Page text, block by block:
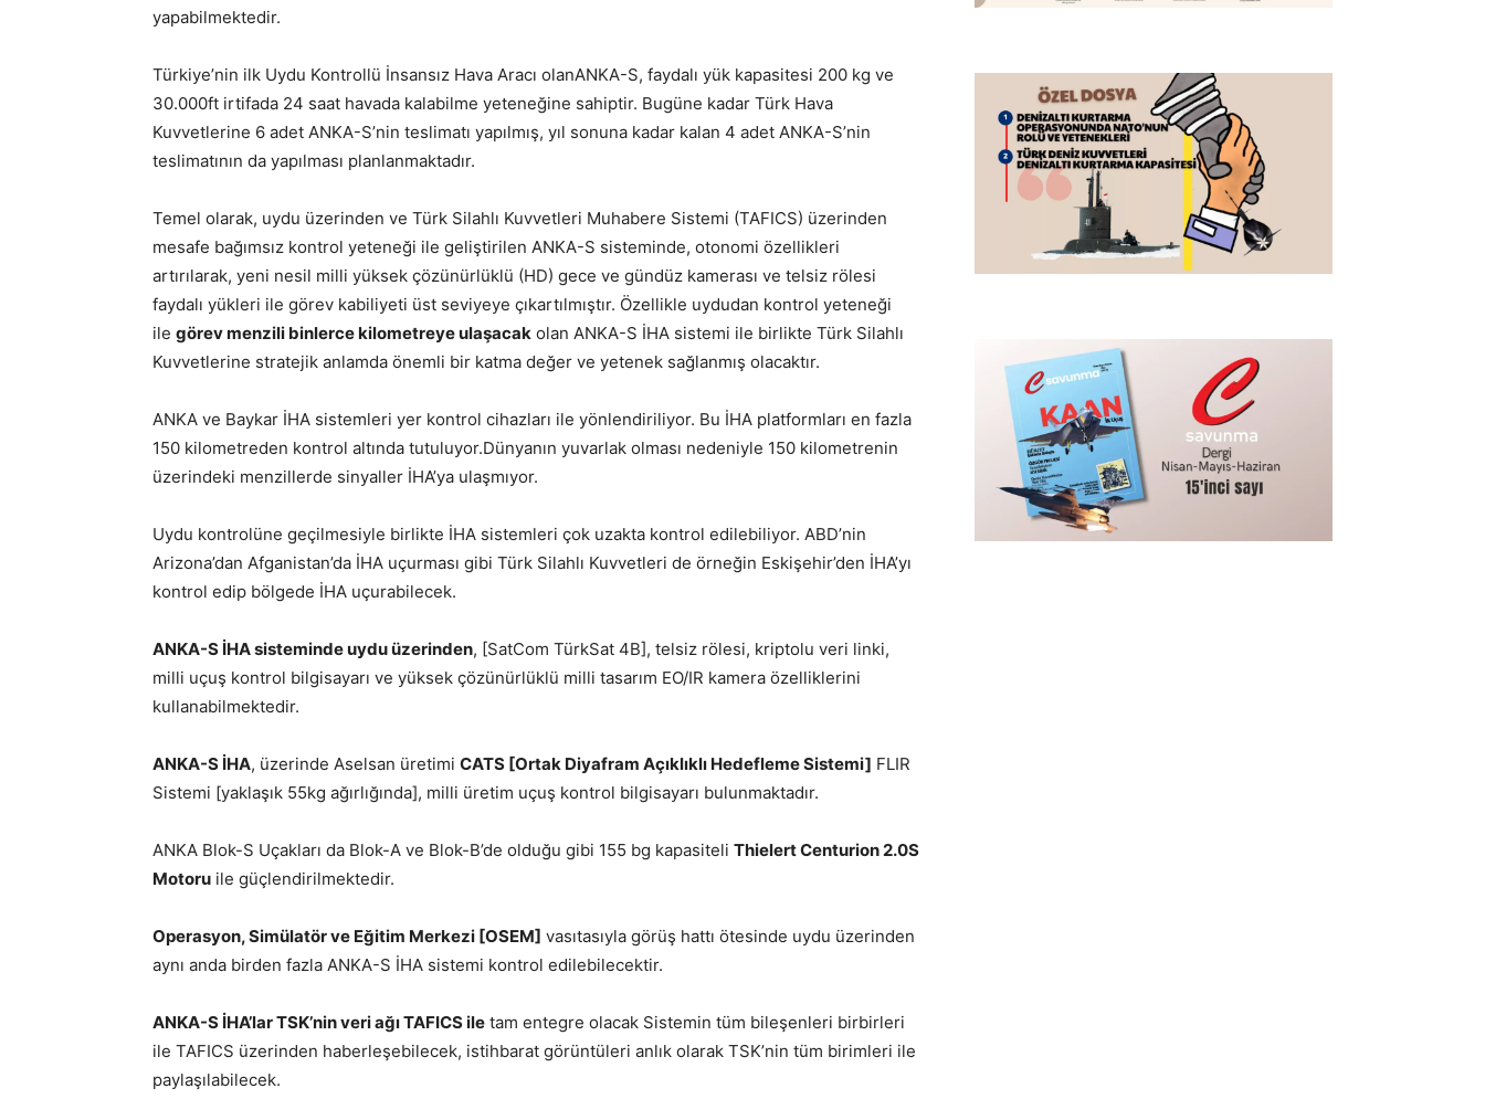
yapabilmektedir.
Türkiye’nin ilk Uydu Kontrollü İnsansız Hava Aracı olanANKA-S, faydalı yük kapasitesi 200 kg ve
30.000ft irtifada 24 saat havada kalabilme yeteneğine sahiptir. Bugüne kadar Türk Hava
Kuvvetlerine 6 adet ANKA-S’nin teslimatı yapılmış, yıl sonuna kadar kalan 4 adet ANKA-S’nin
teslimatının da yapılması planlanmaktadır.
Temel olarak, uydu üzerinden ve Türk Silahlı Kuvvetleri Muhabere Sistemi (TAFICS) üzerinden
mesafe bağımsız kontrol yeteneği ile geliştirilen ANKA-S sisteminde, otonomi özellikleri
artırılarak, yeni nesil milli yüksek çözünürlüklü (HD) gece ve gündüz kamerası ve telsiz rölesi
faydalı yükleri ile görev kabiliyeti üst seviyeye çıkartılmıştır. Özellikle uydudan kontrol yeteneği
ile görev menzili binlerce kilometreye ulaşacak olan ANKA-S İHA sistemi ile birlikte Türk Silahlı
Kuvvetlerine stratejik anlamda önemli bir katma değer ve yetenek sağlanmış olacaktır.
ANKA ve Baykar İHA sistemleri yer kontrol cihazları ile yönlendiriliyor. Bu İHA platformları en fazla
150 kilometreden kontrol altında tutuluyor.Dünyanın yuvarlak olması nedeniyle 150 kilometrenin
üzerindeki menzillerde sinyaller İHA’ya ulaşmıyor.
Uydu kontrolüne geçilmesiyle birlikte İHA sistemleri çok uzakta kontrol edilebiliyor. ABD’nin
Arizona’dan Afganistan’da İHA uçurması gibi Türk Silahlı Kuvvetleri de örneğin Eskişehir’den İHA’yı
kontrol edip bölgede İHA uçurabilecek.
ANKA-S İHA sisteminde uydu üzerinden, [SatCom TürkSat 4B], telsiz rölesi, kriptolu veri linki,
milli uçuş kontrol bilgisayarı ve yüksek çözünürlüklü milli tasarım EO/IR kamera özelliklerini
kullanabilmektedir.
ANKA-S İHA, üzerinde Aselsan üretimi CATS [Ortak Diyafram Açıklıklı Hedefleme Sistemi] FLIR
Sistemi [yaklaşık 55kg ağırlığında], milli üretim uçuş kontrol bilgisayarı bulunmaktadır.
ANKA Blok-S Uçakları da Blok-A ve Blok-B’de olduğu gibi 155 bg kapasiteli Thielert Centurion 2.0S
Motoru ile güçlendirilmektedir.
Operasyon, Simülatör ve Eğitim Merkezi [OSEM] vasıtasıyla görüş hattı ötesinde uydu üzerinden
aynı anda birden fazla ANKA-S İHA sistemi kontrol edilebilecektir.
ANKA-S İHA’lar TSK’nin veri ağı TAFICS ile tam entegre olacak Sistemin tüm bileşenleri birbirleri
ile TAFICS üzerinden haberleşebilecek, istihbarat görüntüleri anlık olarak TSK’nin tüm birimleri ile
paylaşılabilecek.